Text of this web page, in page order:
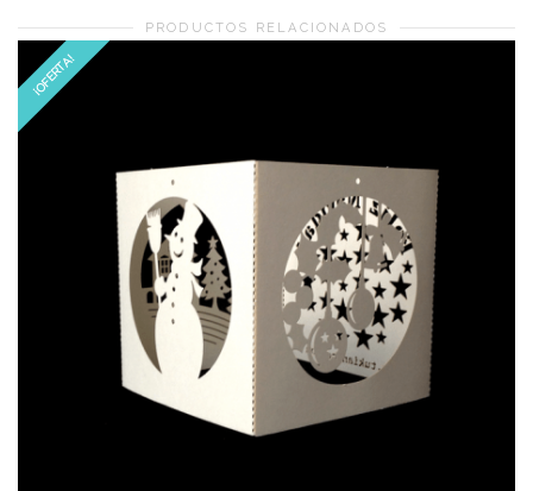
PRODUCTOS RELACIONADOS
¡OFERTA!